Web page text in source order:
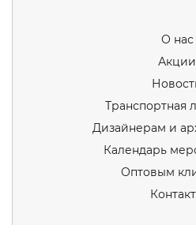
О нас
Акции
Транспортная
Дизайнерам и
Календарь
Оптовым